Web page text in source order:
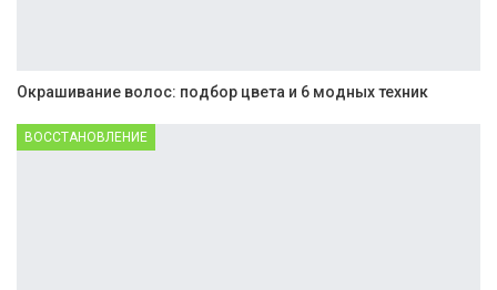
Окрашивание волос: подбор цвета и 6 модных техник
ВОССТАНОВЛЕНИЕ